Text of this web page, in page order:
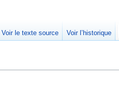
Voir le texte source Voir l’historique